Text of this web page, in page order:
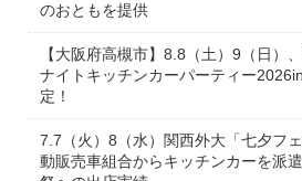
のおともを提供
【大阪府高槻市】8.8（土）9（日）
ナイトキッチンカーパーティー
定！
7.7（火）8（水）関西外大「七夕フ
動販売車組合からキッチンカーを派